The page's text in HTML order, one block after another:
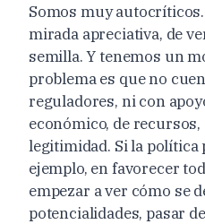
Somos muy
mirada apreciativa, de
semilla. Y tenemos un
problema es que no
reguladores, ni con
económico, de
legitimidad. Si la política
ejemplo, en favorecer
empezar a ver cómo se
potencialidades, pasar